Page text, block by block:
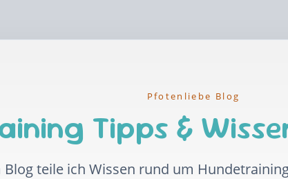
Pfotenliebe Blog
Tipps &
teile ich Wissen rund um